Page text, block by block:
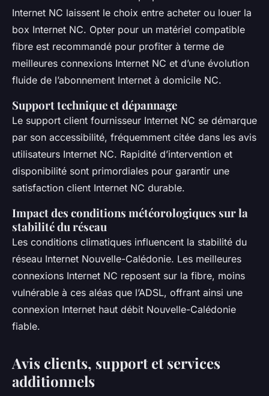
Internet NC laissent le choix entre acheter ou louer la
box Internet NC. Opter pour un matériel compatible
fibre est recommandé pour profiter à terme de
meilleures connexions Internet NC et d’une évolution
fluide de l’abonnement Internet à domicile NC.
Support technique et dépannage
Le support client fournisseur Internet NC se démarque
par son accessibilité, fréquemment citée dans les avis
utilisateurs Internet NC. Rapidité d’intervention et
disponibilité sont primordiales pour garantir une
satisfaction client Internet NC durable.
Impact des conditions météorologiques sur la
stabilité du réseau
Les conditions climatiques influencent la stabilité du
réseau Internet Nouvelle-Calédonie. Les meilleures
connexions Internet NC reposent sur la fibre, moins
vulnérable à ces aléas que l’ADSL, offrant ainsi une
connexion Internet haut débit Nouvelle-Calédonie
fiable.
Avis clients, support et services
additionnels